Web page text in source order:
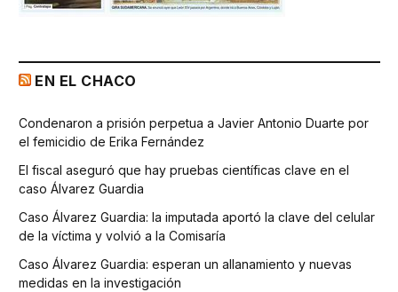
EN EL CHACO
Condenaron a prisión perpetua a Javier Antonio Duarte por
el femicidio de Erika Fernández
El fiscal aseguró que hay pruebas científicas clave en el
caso Álvarez Guardia
Caso Álvarez Guardia: la imputada aportó la clave del celular
de la víctima y volvió a la Comisaría
Caso Álvarez Guardia: esperan un allanamiento y nuevas
medidas en la investigación